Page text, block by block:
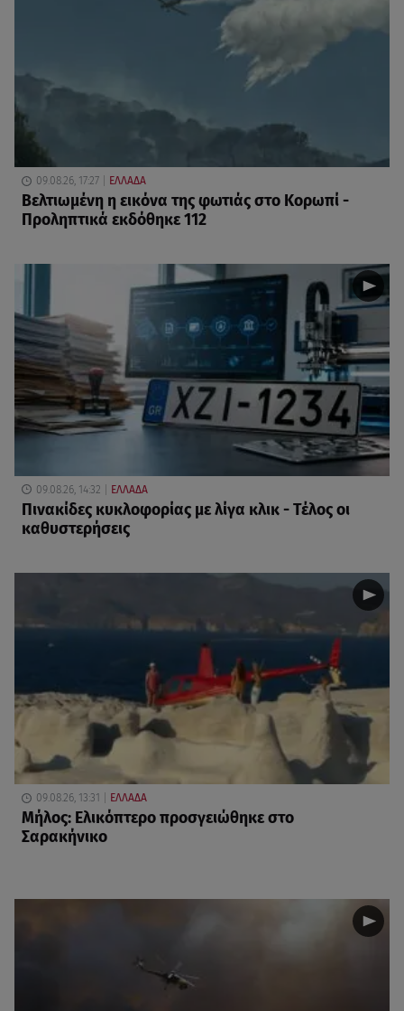
09.08.26, 17:27 ΕΛΛΑΔΑ
Βελτιωμένη η εικόνα της φωτιάς στο Κορωπί -
Προληπτικά εκδόθηκε 112
09.08.26, 14:32 ΕΛΛΑΔΑ
Πινακίδες κυκλοφορίας με λίγα κλικ - Τέλος οι
καθυστερήσεις
09.08.26, 13:31 ΕΛΛΑΔΑ
Μήλος: Ελικόπτερο προσγειώθηκε στο
Σαρακήνικο